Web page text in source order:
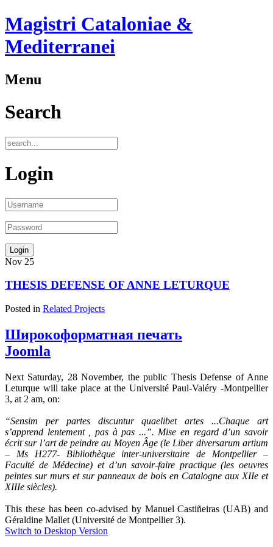
Magistri Cataloniae &
Mediterranei
Menu
Search
Login
Nov 25
THESIS DEFENSE OF ANNE LETURQUE
Posted in Related Projects
Широкоформатная печать
Joomla
Next Saturday, 28 November, the public Thesis Defense of Anne
Leturque will take place at the Université Paul-Valéry -Montpellier
3, at 2 am, on:
“Sensim per partes discuntur quaelibet artes ...Chaque art
s’apprend lentement , pas à pas ...”. Mise en regard d’un savoir
écrit sur l’art de peindre au Moyen Âge (le Liber diversarum artium
– Ms H277- Bibliothèque inter-universitaire de Montpellier –
Faculté de Médecine) et d’un savoir-faire practique (les oeuvres
peintes sur murs et sur panneaux de bois en Catalogne aux XIIe et
XIIIe siècles).
This these has been co-advised by Manuel Castiñeiras (UAB) and
Géraldine Mallet (Université de Montpellier 3).
Switch to Desktop Version